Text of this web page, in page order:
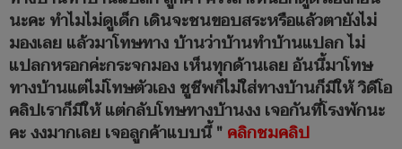
นะคะ ทำไมไม่ดูเด็ก เดินจะชนขอบสระหรือแล้วตายังไม่
มองเลย แล้วมาโทษทาง บ้านว่าบ้านทำบ้านแปลก ไม่
แปลกหรอกค่ะกระจกมอง เห็นทุกด้านเลย อันนี้มาโทษ
ทางบ้านแต่ไม่โทษตัวเอง ชูชีพก็ไม่ใส่ทางบ้านก็มีให้ วิดีโอ
คลิปเราก็มีให้ แต่กลับโทษทางบ้านงง เจอกันที่โรงพักนะ
คะ งงมากเลย เจอลูกค้าแบบนี้ "คลิกชมคลิป